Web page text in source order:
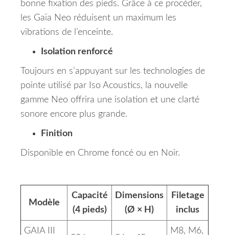
bonne fixation des pieds. Grâce à ce procéder,
les Gaïa Neo réduisent un maximum les
vibrations de l’enceinte.
Isolation renforcé
Toujours en s’appuyant sur les technologies de
pointe utilisé par Iso Acoustics, la nouvelle
gamme Neo offrira une isolation et une clarté
sonore encore plus grande.
Finition
Disponible en Chrome foncé ou en Noir.
Modèle
Capacité
(4 pieds)
Dimensions
(Ø × H)
Filetage
inclus
GAIA III M8, M6,